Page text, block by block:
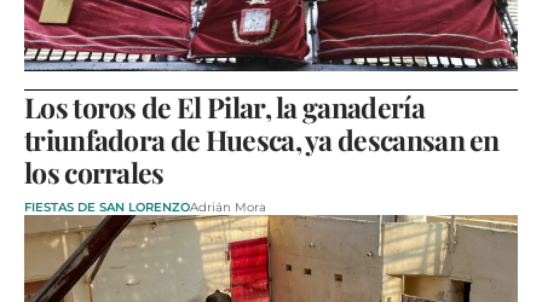
Los toros de El Pilar, la ganadería
triunfadora de Huesca, ya descansan en
los corrales
FIESTAS DE SAN LORENZOAdrián Mora